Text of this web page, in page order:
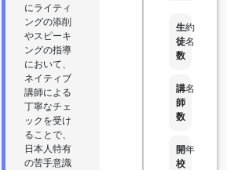
にライティ
ングの添削
やスピーキ
ングの指導
において、
ネイティブ
講師による
丁寧なチェ
ックを受け
ることで、
日本人特有
の苦手意識
生
徒
数
約
名
講
師
数
名
開
校
年